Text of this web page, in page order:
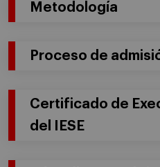
Metodología
Proceso de
Certificado de
del IESE